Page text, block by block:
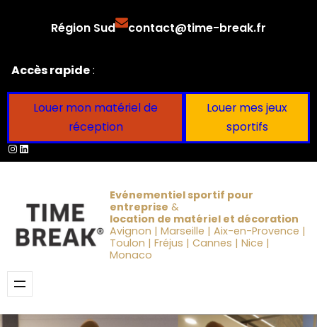
Région Sud contact@time-break.fr
Accès rapide:
Louer mon matériel de
réception
Louer mes jeux
sportifs
Instagram
LinkedIn
Evénementiel sportif pour
entreprise &
location de matériel et décoration
Avignon | Marseille | Aix-en-Provence |
Toulon | Fréjus | Cannes | Nice |
Monaco